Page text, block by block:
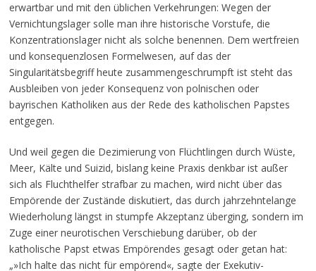
erwartbar und mit den üblichen Verkehrungen: Wegen der
Vernichtungslager solle man ihre historische Vorstufe, die
Konzentrationslager nicht als solche benennen. Dem wertfreien
und konsequenzlosen Formelwesen, auf das der
Singularitätsbegriff heute zusammengeschrumpft ist steht das
Ausbleiben von jeder Konsequenz von polnischen oder
bayrischen Katholiken aus der Rede des katholischen Papstes
entgegen.
Und weil gegen die Dezimierung von Flüchtlingen durch Wüste,
Meer, Kälte und Suizid, bislang keine Praxis denkbar ist außer
sich als Fluchthelfer strafbar zu machen, wird nicht über das
Empörende der Zustände diskutiert, das durch jahrzehntelange
Wiederholung längst in stumpfe Akzeptanz überging, sondern im
Zuge einer neurotischen Verschiebung darüber, ob der
katholische Papst etwas Empörendes gesagt oder getan hat:
„»Ich halte das nicht für empörend«, sagte der Exekutiv-